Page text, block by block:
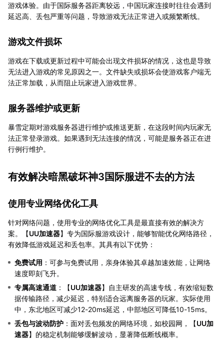
游戏体验。由于国际服务器距离较远，中国玩家连接时往往会遇到
延迟高、丢包严重等问题，导致游戏无法正常进入或频繁断线。
游戏文件损坏
游戏在下载或更新过程中可能会出现文件损坏的情况，这也是导致
无法进入游戏的常见原因之一。文件缺失或损坏会使游戏客户端无
法正常加载，从而阻止玩家进入游戏世界。
服务器维护或更新
暴雪定期对游戏服务器进行维护或推送更新，在这段时间内玩家无
法正常登录游戏。如果遇到无法连接的情况，可能是服务器正在进
行例行维护。
有效解决暗黑破坏神3国际服进不去的方法
使用专业网络优化工具
针对网络问题，使用专业的网络优化工具是最直接有效的解决方
案。【UU加速器】专为国际服游戏设计，能够智能优化网络路径，
有效降低游戏延迟和丢包率。其具有以下优势：
免费试用 ：可参与免费试用，亲身体验其卓越加速效能，让网络
速度即刻飞升。
专属高速通道 ：【UU加速器】自主研发的高速专线，有效缩短数
据传输路径，减少延迟，特别适合远离服务器的玩家。实际使用
中，东北地区可减少12-20ms延迟，中部地区可降低10-15ms。
丢包与波动防护 ：面对丢包频发的网络环境，如校园网，【UU加
速器】的稳定机制能够缓解波动，显著降低断线概率。